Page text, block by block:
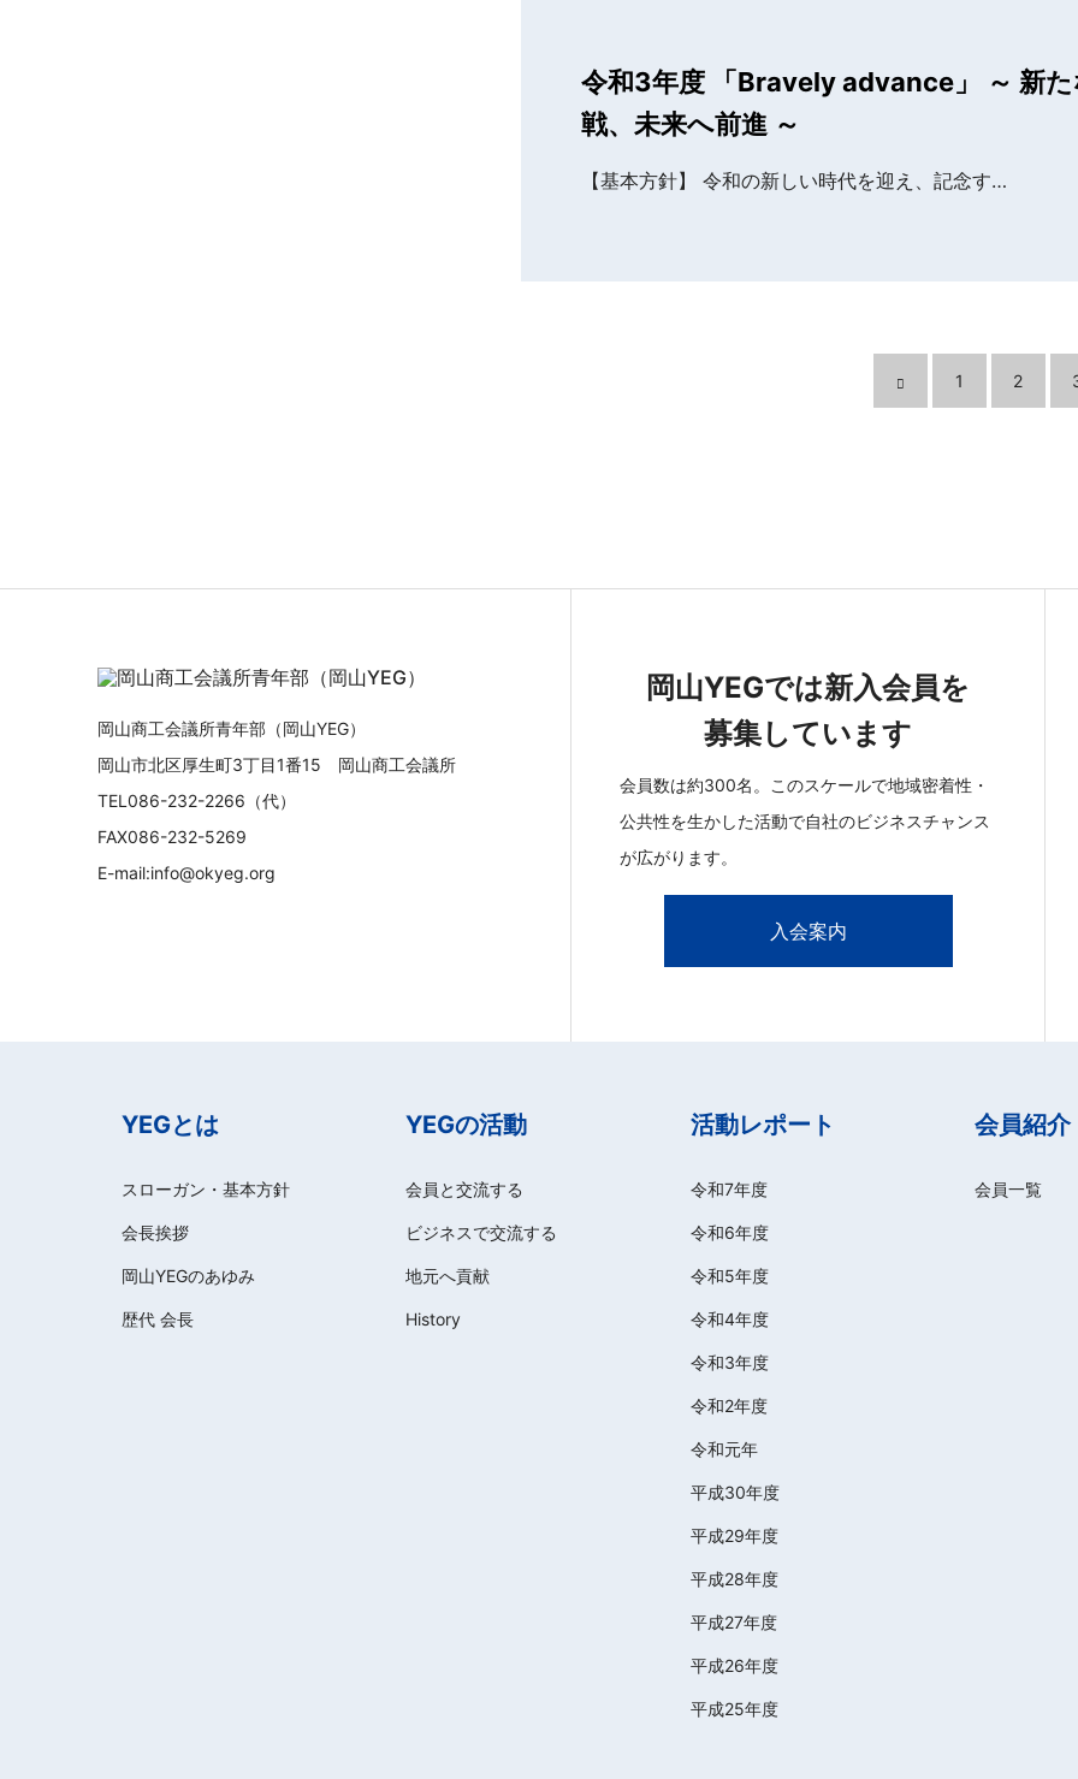
令和3年度 「Bravely advance」 ～ 新
戦、未来へ前進 ～
【基本方針】 令和の新しい時代を迎え、記念す…
1 2
岡山商工会議所青年部（岡山YEG）
岡山市北区厚生町3丁目1番15 岡山商工会議所
TEL086-232-2266（代）
FAX086-232-5269
E-mail:info@okyeg.org
岡山YEGでは新入会員を
募集しています
会員数は約300名。このスケールで地域密着性・
公共性を生かした活動で自社のビジネスチャンス
が広がります。
入会案内
YEGとは
スローガン・基本方針
会長挨拶
岡山YEGのあゆみ
歴代 会長
YEGの活動
会員と交流する
ビジネスで交流する
地元へ貢献
History
活動レポート
令和7年度
令和6年度
令和5年度
令和4年度
令和3年度
令和2年度
令和元年
平成30年度
平成29年度
平成28年度
平成27年度
平成26年度
平成25年度
会員紹介
会員一覧